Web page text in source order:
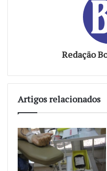
Redação
Artigos relacionados